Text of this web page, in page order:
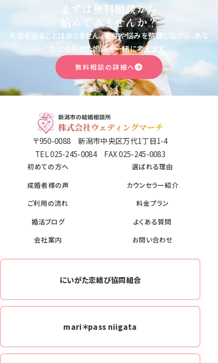
まずは無料相談から
始めてみませんか？
入会を迫ることはありません。条件や悩みを整理しながら、あな
たに合わせた婚活を一緒に考えます。
無料相談の詳細へ
〒950-0088 新潟市中央区万代1丁目1-4
TEL 025-245-0084 FAX 025-245-0083
初めての方へ
選ばれる理由
成婚者様の声
カウンセラー紹介
ご利用の流れ
料金プラン
婚活ブログ
よくある質問
会社案内
お問い合わせ
にいがた恋結び協同組合
mari＊pass niigata